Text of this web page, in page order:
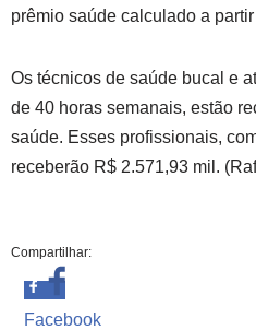
prêmio saúde calculado a
Os técnicos de saúde bucal e
de 40 horas semanais, estão
saúde. Esses profissionais,
receberão R$ 2.571,93 mil.
Compartilhar:
Facebook